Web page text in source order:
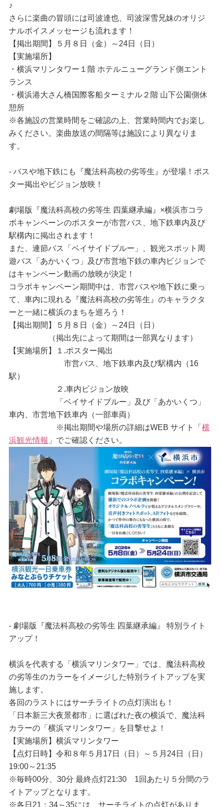
♪
さらに楽曲の冒頭には司波達也、司波深雪兄妹のオリジ
ナルボイスメッセージも流れます！
【掲出期間】５月８日（金）～24日（日）
【実施場所】
・横浜マリンタワー１階 ホテルニューグランド側エント
ランス
・横浜港大さん橋国際客船ターミナル２階 山下公園側休
憩所
※各施設の営業時間をご確認の上、営業時間内でお楽し
みください。楽曲放送の間隔等は施設により異なりま
す。
- バスや地下鉄にも『魔法科高校の劣等生』が登場！ポス
ター掲出やビジョン放映！
劇場版『魔法科高校の劣等生 四葉継承編』×横浜市コラ
ボキャンペーンのポスターが市営バス、地下鉄車内及び
駅構内に掲出されます！
また、連節バス「ベイサイドブルー」、観光スポット周
遊バス「あかいくつ」及び市営地下鉄の車内ビジョンで
はキャンペーン動画の放映が決定！
コラボキャンペーン期間中は、市営バスや地下鉄に乗っ
て、車内に現れる『魔法科高校の劣等生』のキャラクタ
ーと一緒に横浜のまちを巡ろう！
【掲出期間】５月８日（金）～24日（日）
（掲出先によって期間は一部異なります）
【実施場所】１.ポスター掲出
市営バス、地下鉄車内及び駅構内（16
駅）
２.車内ビジョン放映
「ベイサイドブルー」及び「あかいくつ」
車内、市営地下鉄車内（一部車両）
※掲出期間や場所の詳細はWEB サイト「 横
浜観光情報 」でご確認ください。
- 劇場版『魔法科高校の劣等生 四葉継承編』 特別ライト
アップ！
横浜を代表する「横浜マリンタワー」では、魔法科高校
の劣等生のカラーをイメージした特別ライトアップを実
施します。
各回のラストにはサーチライトの点灯演出も！
「日本新三大夜景都市」に選ばれた夜の横浜で、魔法科
カラーの「横浜マリンタワー」を目撃せよ！
【実施場所】横浜マリンタワー
【点灯日時】令和８年５月17日（日）～５月24日（日）
19:00～21:35
※毎時00分、30分 最終点灯21:30 1回あたり５分間のラ
イトアップとなります。
※各日21：34～35には、サーチライトの点灯がありま